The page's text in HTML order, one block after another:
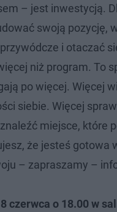
– jest inwestycją.
swoją pozycję,
i otaczać
niż program. To
po więcej. Więcej
siebie. Więcej
miejsce, które
że jesteś gotowa
– zapraszamy –
czerwca o 18.00 w